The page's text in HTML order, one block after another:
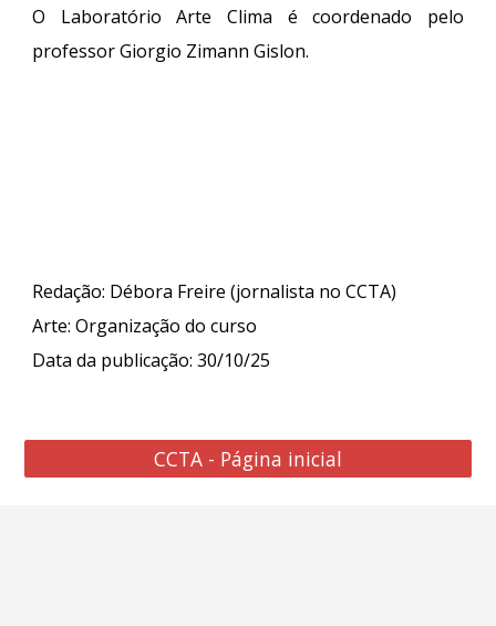
O Laboratório Arte Clima é coordenado pelo
professor Giorgio Zimann Gislon.
Redação: Débora Freire (jornalista no CCTA)
Arte: Organização do curso
Data da publicação: 30/10/25
CCTA - Página inicial